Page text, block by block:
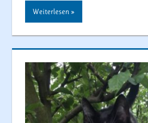
Weiterlesen